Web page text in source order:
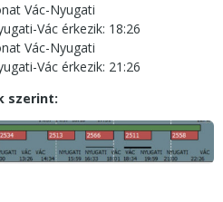
Vác-Nyugati
Vác érkezik: 18:26
Vác-Nyugati
Vác érkezik: 21:26
szerint: